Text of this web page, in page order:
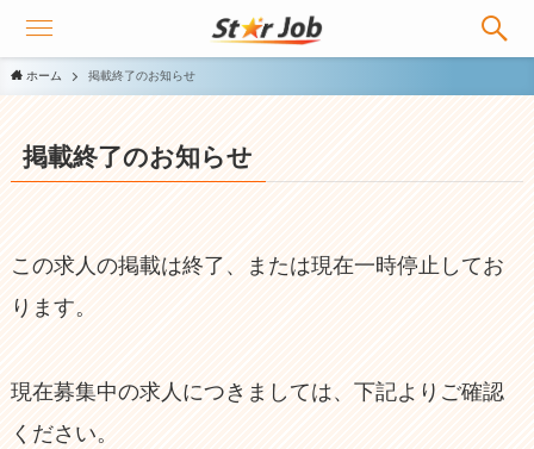
ホーム 掲載終了のお知らせ
掲載終了のお知らせ
この求人の掲載は終了、または現在一時停止してお
ります。
現在募集中の求人につきましては、下記よりご確認
ください。